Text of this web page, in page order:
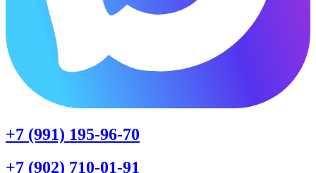
+7 (991) 195-96-70
+7 (902) 710-01-91